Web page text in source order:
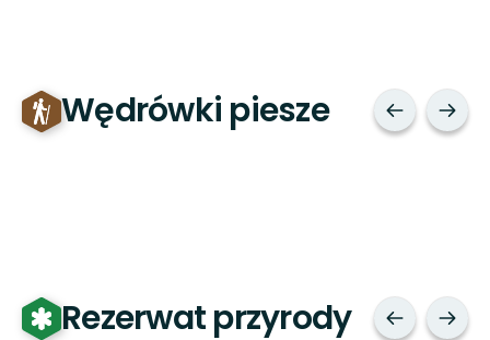
Wędrówki piesze
Rezerwat przyrody